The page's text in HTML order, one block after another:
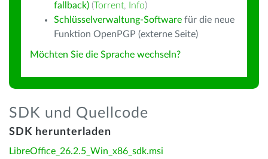
fallback) (Torrent, Info)
Schlüsselverwaltung-Software für die neue
Funktion OpenPGP (externe Seite)
Möchten Sie die Sprache wechseln?
SDK und Quellcode
SDK herunterladen
LibreOffice_26.2.5_Win_x86_sdk.msi